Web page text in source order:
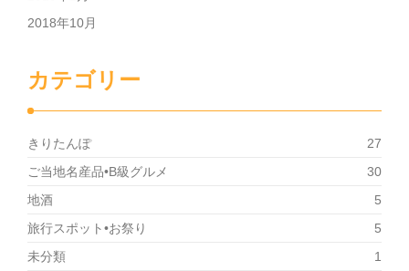
2018年10月
カテゴリー
きりたんぽ
27
ご当地名産品•B級グルメ
30
地酒
5
旅行スポット•お祭り
5
未分類
1